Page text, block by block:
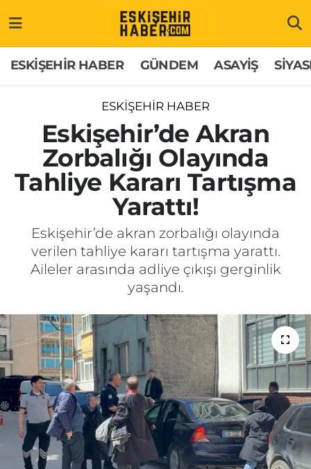
ESKİŞEHİR HABER GÜNDEM ASAYİŞ
ESKİŞEHİR HABER
Eskişehir’de Akran
Zorbalığı Olayında
Tahliye Kararı Tartışma
Yarattı!
Eskişehir’de akran zorbalığı olayında
verilen tahliye kararı tartışma yarattı.
Aileler arasında adliye çıkışı gerginlik
yaşandı.
GÜNDEM
ASAYİŞ
SİYASET
EKONOMİ
SAĞLIK
EĞİTİM
MAGAZİN
ESKİŞEHİRSPOR
Hakkımızda
İletişim
Künye
Odunpazarı Trafik Yoğunluk Haritası
Süper Lig Puan Durumu ve Fikstür
Tüm Manşetler
Son Dakika Haberleri
Haber Arşivi